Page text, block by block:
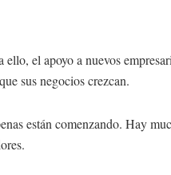
el apoyo a nuevos
sus negocios crezcan.
están comenzando. Hay